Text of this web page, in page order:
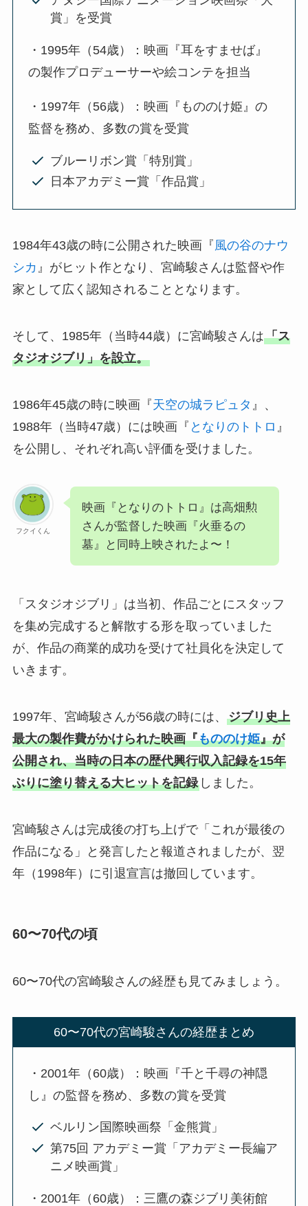
賞」を受賞
・1995年（54歳）：映画『耳をすませば』
の製作プロデューサーや絵コンテを担当
・1997年（56歳）：映画『もののけ姫』の
監督を務め、多数の賞を受賞
ブルーリボン賞「特別賞」
日本アカデミー賞「作品賞」
1984年43歳の時に公開された映画『 風の谷のナウ
シカ 』がヒット作となり、宮崎駿さんは監督や作
家として広く認知されることとなります。
そして、1985年（当時44歳）に宮崎駿さんは「ス
タジオジブリ」を設立。
1986年45歳の時に映画『天空の城ラピュタ 』、
1988年（当時47歳）には映画『 となりのトトロ 』
を公開し、それぞれ高い評価を受けました。
フクイくん
映画『となりのトトロ』は高畑勲
さんが監督した映画『火垂るの
墓』と同時上映されたよ〜！
「スタジオジブリ」は当初、作品ごとにスタッフ
を集め完成すると解散する形を取っていました
が、作品の商業的成功を受けて社員化を決定して
いきます。
1997年、宮崎駿さんが56歳の時には、 ジブリ史上
最大の製作費がかけられた映画『もののけ姫』が
公開され、当時の日本の歴代興行収入記録を15年
ぶりに塗り替える大ヒットを記録しました。
宮崎駿さんは完成後の打ち上げで「これが最後の
作品になる」と発言したと報道されましたが、翌
年（1998年）に引退宣言は撤回しています。
60〜70代の頃
60〜70代の宮崎駿さんの経歴も見てみましょう。
60〜70代の宮崎駿さんの経歴まとめ
・2001年（60歳）：映画『千と千尋の神隠
し』の監督を務め、多数の賞を受賞
ベルリン国際映画祭「金熊賞」
第75回 アカデミー賞「アカデミー長編ア
ニメ映画賞」
・2001年（60歳）：三鷹の森ジブリ美術館